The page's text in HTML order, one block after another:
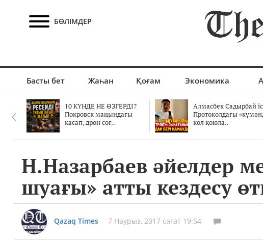
БӨЛІМДЕР
Басты бет Жаһан Қоғам Экономика
10 КҮНДЕ НЕ ӨЗГЕРДІ?
Покровск маңындағы
қасап, дрон соғ..
Алмасбек Садырбай
Протоколдағы
кол қоюла..
Н.Назарбаев әйелдер
шуағы» атты кездесу
Qazaq Times 7 Наурыз, 2017 сағат 19:54